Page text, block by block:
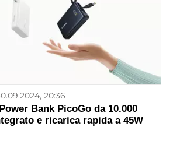
20:36
Bank PicoGo da 10.000
e ricarica rapida a 45W